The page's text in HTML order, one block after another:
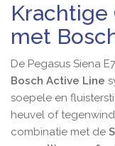
Krachtige
met
De Pegasus Siena
Bosch Active Line
soepele en
heuvel of
combinatie met de